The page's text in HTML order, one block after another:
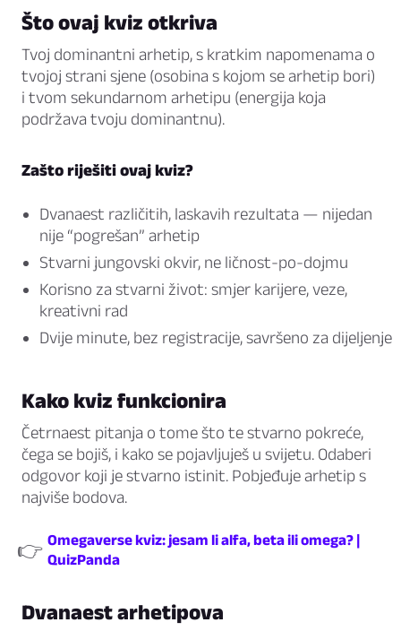
Što ovaj kviz otkriva
Tvoj dominantni arhetip, s kratkim napomenama o
tvojoj strani sjene (osobina s kojom se arhetip bori)
i tvom sekundarnom arhetipu (energija koja
podržava tvoju dominantnu).
Zašto riješiti ovaj kviz?
Dvanaest različitih, laskavih rezultata — nijedan
nije “pogrešan” arhetip
Stvarni jungovski okvir, ne ličnost-po-dojmu
Korisno za stvarni život: smjer karijere, veze,
kreativni rad
Dvije minute, bez registracije, savršeno za dijeljenje
Kako kviz funkcionira
Četrnaest pitanja o tome što te stvarno pokreće,
čega se bojiš, i kako se pojavljuješ u svijetu. Odaberi
odgovor koji je stvarno istinit. Pobjeđuje arhetip s
najviše bodova.
👉 Omegaverse kviz: jesam li alfa, beta ili omega? |
QuizPanda
Dvanaest arhetipova